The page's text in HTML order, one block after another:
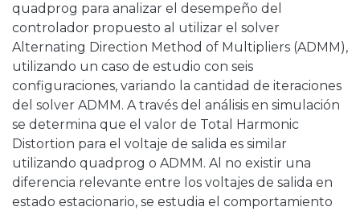
quadprog para analizar el desempeño del
controlador propuesto al utilizar el solver
Alternating Direction Method of Multipliers (ADMM),
utilizando un caso de estudio con seis
configuraciones, variando la cantidad de iteraciones
del solver ADMM. A través del análisis en simulación
se determina que el valor de Total Harmonic
Distortion para el voltaje de salida es similar
utilizando quadprog o ADMM. Al no existir una
diferencia relevante entre los voltajes de salida en
estado estacionario, se estudia el comportamiento